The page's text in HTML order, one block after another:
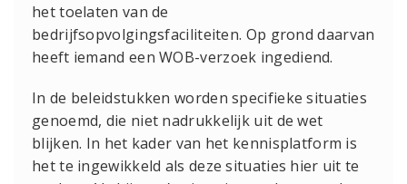
het toelaten van de
bedrijfsopvolgingsfaciliteiten. Op grond daarvan
heeft iemand een WOB-verzoek ingediend.
In de beleidstukken worden specifieke situaties
genoemd, die niet nadrukkelijk uit de wet
blijken. In het kader van het kennisplatform is
het te ingewikkeld als deze situaties hier uit te